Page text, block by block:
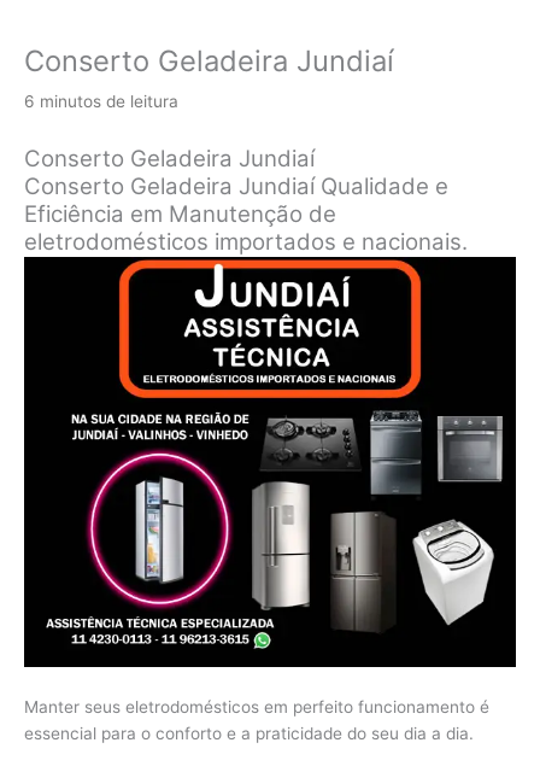
Conserto Geladeira Jundiaí
6 minutos de leitura
Conserto Geladeira Jundiaí
Conserto Geladeira Jundiaí Qualidade e
Eficiência em Manutenção de
eletrodomésticos importados e nacionais.
Manter seus eletrodomésticos em perfeito funcionamento é
essencial para o conforto e a praticidade do seu dia a dia.